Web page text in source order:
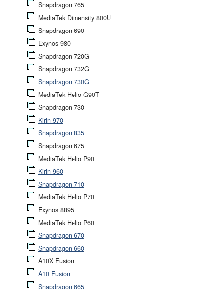
Snapdragon 765
MediaTek Dimensity 800U
Snapdragon 690
Exynos 980
Snapdragon 720G
Snapdragon 732G
Snapdragon 730G
MediaTek Helio G90T
Snapdragon 730
Kirin 970
Snapdragon 835
Snapdragon 675
MediaTek Helio P90
Kirin 960
Snapdragon 710
MediaTek Helio P70
Exynos 8895
MediaTek Helio P60
Snapdragon 670
Snapdragon 660
A10X Fusion
A10 Fusion
Snapdragon 665